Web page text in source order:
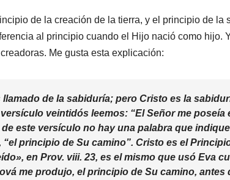
de la creación de la tierra, y el principio de
al principio cuando el Hijo nació como hijo.
Me gusta esta explicación:
de la sabiduría; pero Cristo es la
veintidós leemos: “El Señor me
este versículo no hay una palabra que
principio de Su camino”. Cristo es el
en Prov. viii. 23, es el mismo que usó Eva
me produjo, el principio de Su camino,